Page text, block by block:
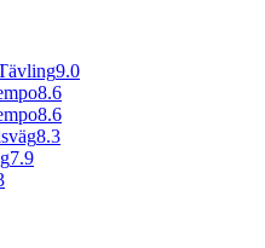
9.0
8.6
8.6
8.3
7.9